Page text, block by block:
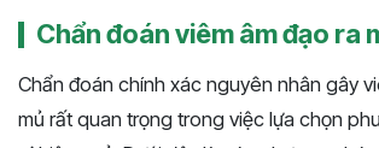
Chẩn đoán viêm âm đạo ra
Chẩn đoán chính xác nguyên nhân gây
mủ rất quan trọng trong việc lựa chọn